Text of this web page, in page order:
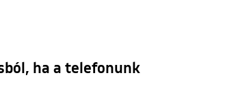
ha a telefonunk